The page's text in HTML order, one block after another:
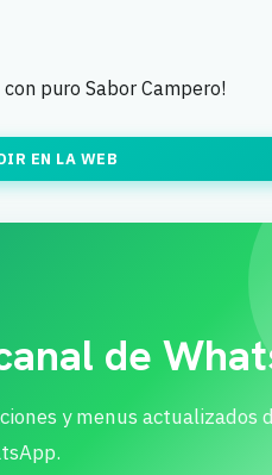
puro Sabor Campero!
EN LA WEB
de
y menus actualizados